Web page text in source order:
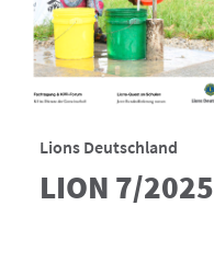
Lions Deutschland
LION 7/2025